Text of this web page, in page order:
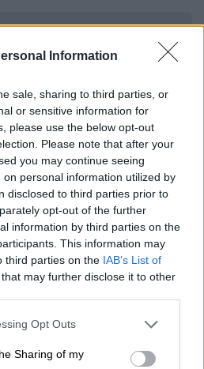
Information
sale, sharing to third parties, or
or sensitive information for
please use the below opt-out
Please note that after your
you may continue seeing
personal information utilized by
disclosed to third parties prior to
opt-out of the further
information by third parties on the
This information may
third parties on the IAB’s List of
that may further disclose it to other
app uses one or more Google
behaviour. You may click to
Opt Outs
Sharing of my
για τα
αλλά δεν
3 δεσμεύσεις που
Κυριάκος
να κάνει
Ημέρα του
προαναγγείλει
κλάδο μέσα στους